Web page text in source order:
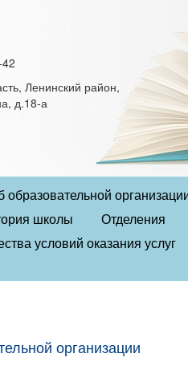
Ленинский район,
д.18-а
образовательной
школы
Отделения
условий оказания услуг
организации